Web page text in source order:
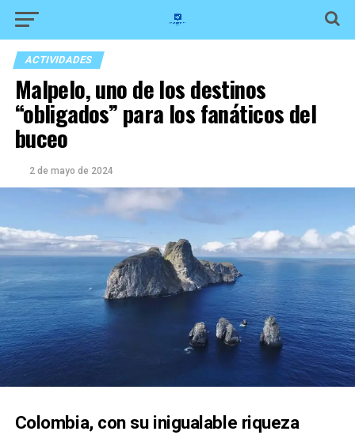
ACTIVIDADES
Malpelo, uno de los destinos
“obligados” para los fanáticos del
buceo
2 de mayo de 2024
Colombia, con su inigualable riqueza